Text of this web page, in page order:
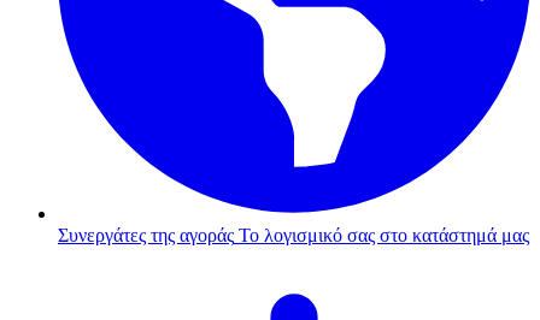
Συνεργάτες της αγοράς Το λογισμικό σας στο κατάστημά μας